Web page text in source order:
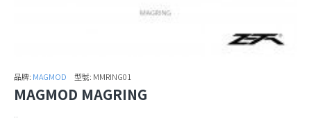
品牌: MAGMOD 型號: MMRING01
MAGMOD MAGRING
..